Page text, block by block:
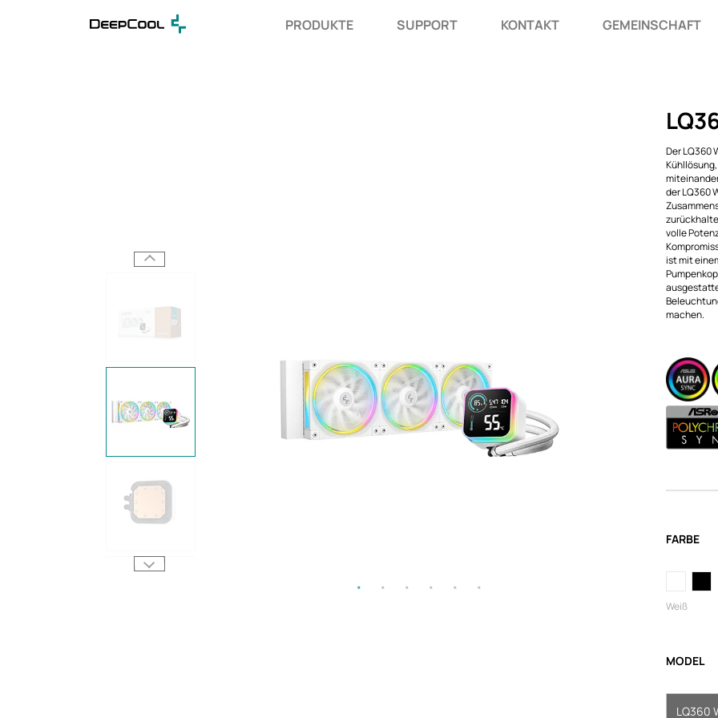
PRODUKTE SUPPORT KONTAKT GEMEINSCHAFT
Der LQ360
der LQ360
volle
ist mit
machen.
FARBE
Weiß
MODEL
LQ360